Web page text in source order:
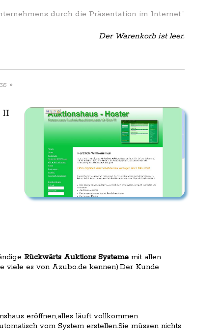
durch die Präsentation im Internet.”
Der Warenkorb ist leer.
»
II
Rückwärts Auktions Systeme mit allen
viele es von Azubo.de kennen).Der Kunde
eröffnen,alles läuft vollkommen
vom System erstellen.Sie müssen nichts